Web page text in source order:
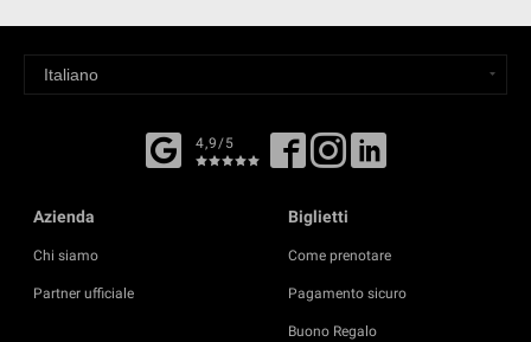
4,9/5
Azienda
Chi siamo
Partner ufficiale
Biglietti
Come prenotare
Pagamento sicuro
Buono Regalo